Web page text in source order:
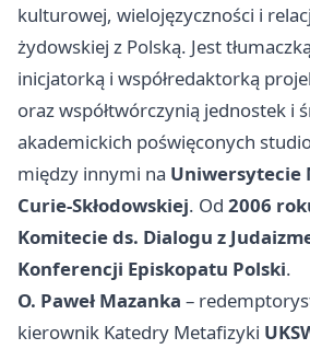
kulturowej, wielojęzyczności i
żydowskiej z Polską. Jest
inicjatorką i współredaktorką
oraz współtwórczynią jednostek i
akademickich poświęconych
między innymi na Uniwersytecie
Curie‑Skłodowskiej. Od 2006
Komitecie ds. Dialogu z
Konferencji Episkopatu Polski.
O. Paweł Mazanka –
kierownik Katedry Metafizyki